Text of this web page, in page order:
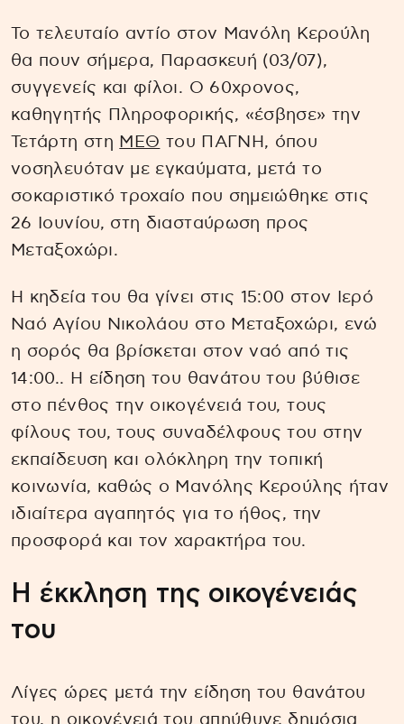
Το τελευταίο αντίο στον Μανόλη Κερούλη
θα πουν σήμερα, Παρασκευή (03/07),
συγγενείς και φίλοι. O 60χρονος,
καθηγητής Πληροφορικής, «έσβησε» την
Τετάρτη στη ΜΕΘ του ΠΑΓΝΗ, όπου
νοσηλευόταν με εγκαύματα, μετά το
σοκαριστικό τροχαίο που σημειώθηκε στις
26 Ιουνίου, στη διασταύρωση προς
Μεταξοχώρι.
Η κηδεία του θα γίνει στις 15:00 στον Ιερό
Ναό Αγίου Νικολάου στο Μεταξοχώρι, ενώ
η σορός θα βρίσκεται στον ναό από τις
14:00.. Η είδηση του θανάτου του βύθισε
στο πένθος την οικογένειά του, τους
φίλους του, τους συναδέλφους του στην
εκπαίδευση και ολόκληρη την τοπική
κοινωνία, καθώς ο Μανόλης Κερούλης ήταν
ιδιαίτερα αγαπητός για το ήθος, την
προσφορά και τον χαρακτήρα του.
Η έκκληση της οικογένειάς
του
Λίγες ώρες μετά την είδηση του θανάτου
του, η οικογένειά του απηύθυνε δημόσια